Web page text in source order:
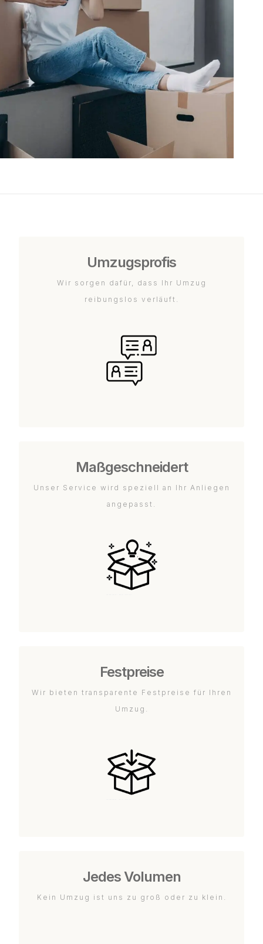
Umzugsprofis
Wir sorgen dafür, dass Ihr Umzug
reibungslos verläuft.
Maßgeschneidert
Unser Service wird speziell an Ihr Anliegen
angepasst.
Festpreise
Wir bieten transparente Festpreise für Ihren
Umzug.
Jedes Volumen
Kein Umzug ist uns zu groß oder zu klein.